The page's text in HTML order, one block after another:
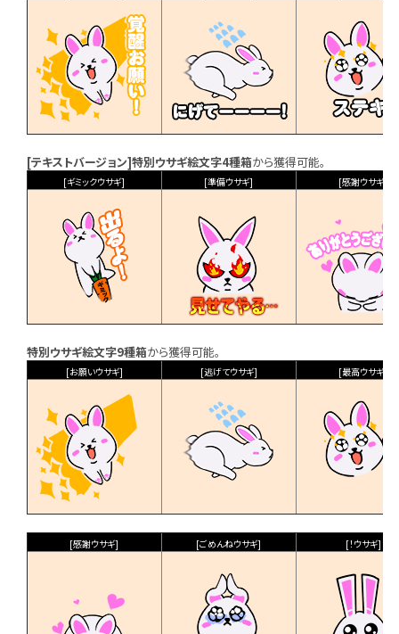
[テキストバージョン]特別ウサギ絵文字4種箱から獲得可能。
[ギミックウサギ] [準備ウサギ] [感謝ウサギ]
特別ウサギ絵文字9種箱から獲得可能。
[お願いウサギ] [逃げてウサギ] [最高ウサギ]
[感謝ウサギ] [ごめんねウサギ] [！ウサギ]